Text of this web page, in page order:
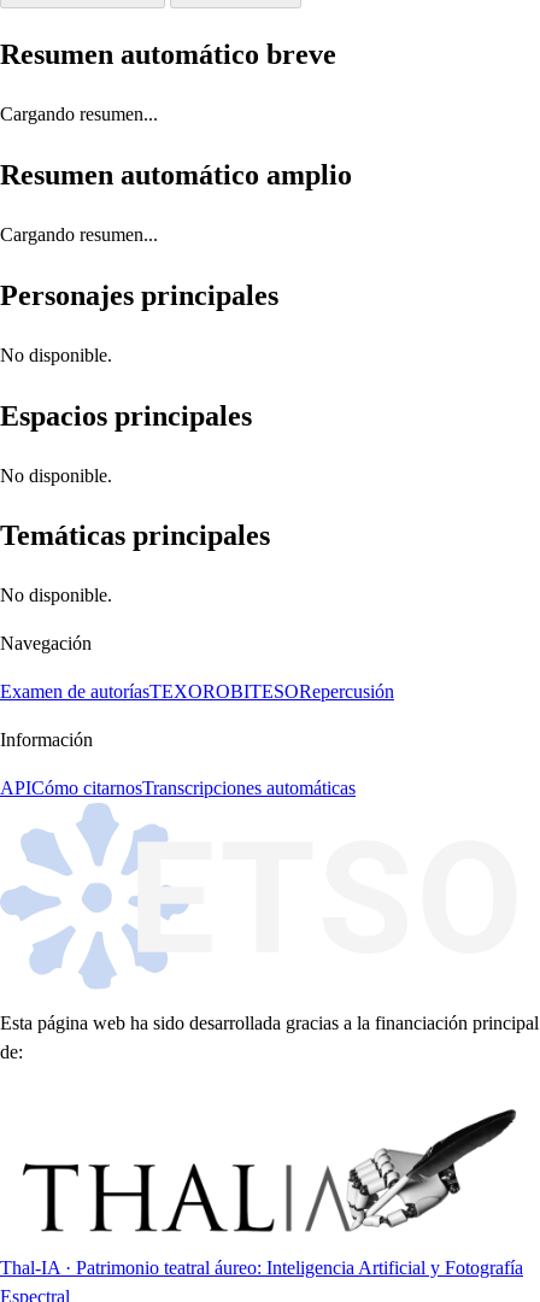
Resumen automático breve
Cargando resumen...
Resumen automático amplio
Cargando resumen...
Personajes principales
No disponible.
Espacios principales
No disponible.
Temáticas principales
No disponible.
Navegación
Examen de autoríasTEXOROBITESORepercusión
Información
APICómo citarnosTranscripciones automáticas
Esta página web ha sido desarrollada gracias a la financiación principal
de:
Thal-IA · Patrimonio teatral áureo: Inteligencia Artificial y Fotografía
Espectral